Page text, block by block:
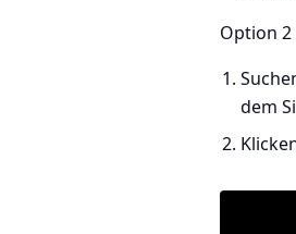
Option 2
dem